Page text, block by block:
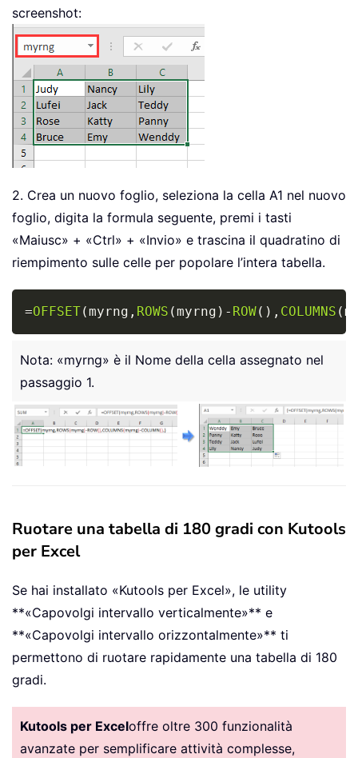
screenshot:
2. Crea un nuovo foglio, seleziona la cella A1 nel nuovo
foglio, digita la formula seguente, premi i tasti
«Maiusc» + «Ctrl» + «Invio» e trascina il quadratino di
riempimento sulle celle per popolare l’intera tabella.
=OFFSET(myrng , ROWS (myrng ) - ROW( ) , COLUMNS (
Copy
Nota: «myrng» è il Nome della cella assegnato nel
passaggio 1.
Ruotare una tabella di 180 gradi con Kutools
per Excel
Se hai installato «Kutools per Excel», le utility
**«Capovolgi intervallo verticalmente»** e
**«Capovolgi intervallo orizzontalmente»** ti
permettono di ruotare rapidamente una tabella di 180
gradi.
Kutools per Exceloffre oltre 300 funzionalità
avanzate per semplificare attività complesse,